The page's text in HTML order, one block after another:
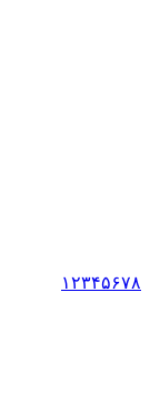
۱۲۳۴۵۶۷۸